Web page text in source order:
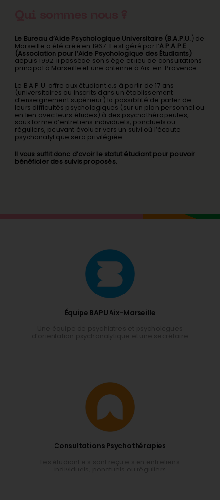
Le Bureau d’Aide Psychologique Universitaire (B.A.P.U.)de
Marseille a été créé en 1967. Il est géré par l’A.P.A.P.E
(Association pour l’Aide Psychologique des Étudiants)
depuis 1992. Il possède son siège et lieu de consultations
principal à Marseille et une antenne à Aix-en-Provence.
Le B.A.P.U. offre aux étudiant.e.s à partir de 17 ans
(universitaires ou inscrits dans un établissement
d’enseignement supérieur) la possibilité de parler de
leurs difficultés psychologiques (sur un plan personnel ou
en lien avec leurs études) à des psychothérapeutes,
sous forme d’entretiens individuels, ponctuels ou
réguliers, pouvant évoluer vers un suivi où l’écoute
psychanalytique sera privilégiée.
Il vous suffit donc d’avoir le statut étudiant pour pouvoir
bénéficier des suivis proposés.
Équipe BAPU Aix-Marseille
Consultations Psychothérapies